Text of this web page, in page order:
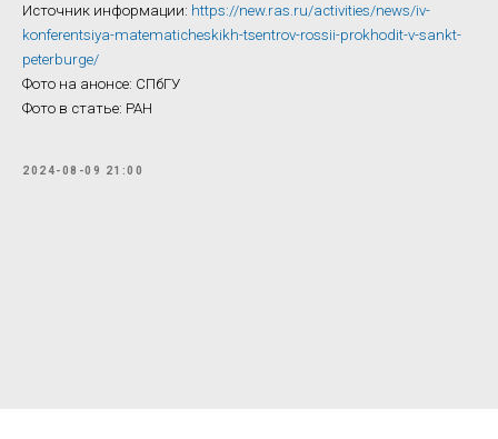
Источник информации: https://new.ras.ru/activities/news/iv-
konferentsiya-matematicheskikh-tsentrov-rossii-prokhodit-v-sankt-
peterburge/
Фото на анонсе: СПбГУ
Фото в статье: РАН
2024-08-09 21:00